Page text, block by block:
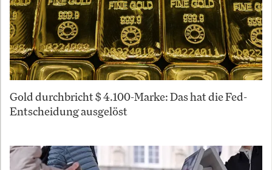
Gold durchbricht $ 4.100-Marke: Das hat die Fed-
Entscheidung ausgelöst